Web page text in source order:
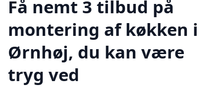
Få nemt 3 tilbud på
montering af køkken i
Ørnhøj, du kan være
tryg ved